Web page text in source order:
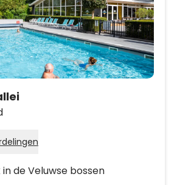
de Veluwse bossen